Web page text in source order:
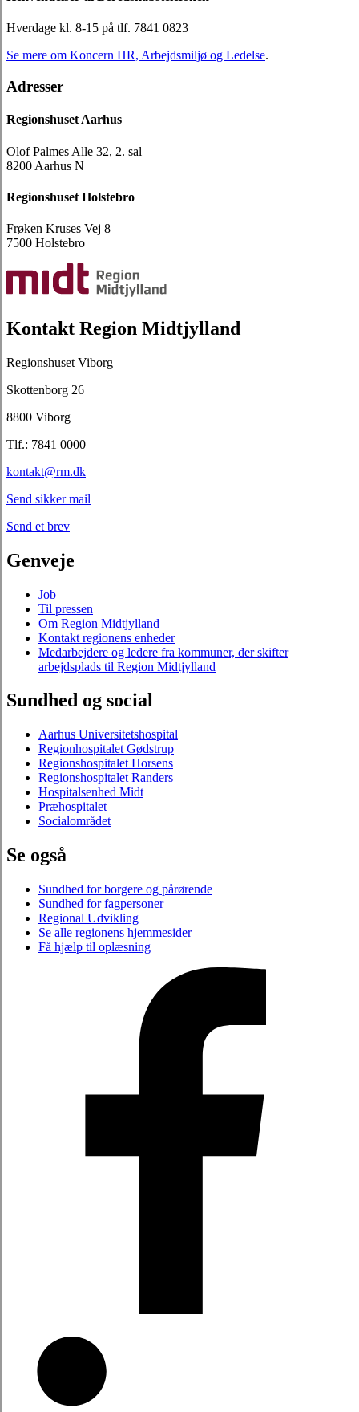
Hverdage kl. 8-15 på tlf. 7841 0823
Se mere om Koncern HR, Arbejdsmiljø og Ledelse.
Adresser
Regionshuset Aarhus
Olof Palmes Alle 32, 2. sal
8200 Aarhus N
Regionshuset Holstebro
Frøken Kruses Vej 8
7500 Holstebro
Kontakt Region Midtjylland
Regionshuset Viborg
Skottenborg 26
8800 Viborg
Tlf.: 7841 0000
kontakt@rm.dk
Send sikker mail
Send et brev
Genveje
Job
Til pressen
Om Region Midtjylland
Kontakt regionens enheder
Medarbejdere og ledere fra kommuner, der skifter
arbejdsplads til Region Midtjylland
Sundhed og social
Aarhus Universitetshospital
Regionhospitalet Gødstrup
Regionshospitalet Horsens
Regionshospitalet Randers
Hospitalsenhed Midt
Præhospitalet
Socialområdet
Se også
Sundhed for borgere og pårørende
Sundhed for fagpersoner
Regional Udvikling
Se alle regionens hjemmesider
Få hjælp til oplæsning